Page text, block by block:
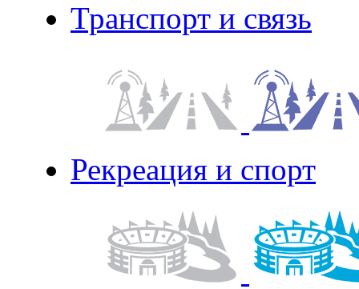
Транспорт и связь
Рекреация и спорт